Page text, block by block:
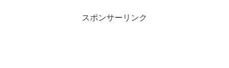
スポンサーリンク